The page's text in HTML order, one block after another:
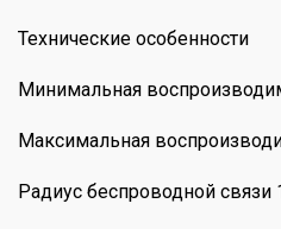
Технические особенности
Минимальная
Максимальная
Радиус беспроводной связи